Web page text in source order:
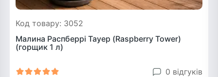
Код товару: 3052
Малина Распберрі Тауер (Raspberry Tower)
(горщик 1 л)
0 відгуків